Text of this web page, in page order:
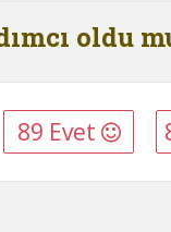
oldu
89 Evet